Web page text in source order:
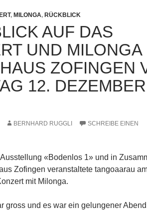
, MILONGA, RÜCKBLICK
AUF DAS
UND MILONGA
ZOFINGEN
12. DEZEMBER
BERNHARD RUGGLI
SCHREIBE EINEN
Ausstellung «Bodenlos 1» und in
Zofingen veranstaltete tangoaarau
mit Milonga.
gross und es war ein gelungener